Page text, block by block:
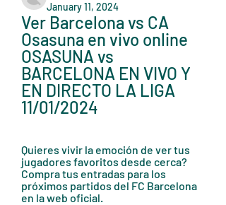
January 11, 2024
Ver Barcelona vs CA
Osasuna en vivo online
OSASUNA vs
BARCELONA EN VIVO Y
EN DIRECTO LA LIGA
11/01/2024
Quieres vivir la emoción de ver tus
jugadores favoritos desde cerca?
Compra tus entradas para los
próximos partidos del FC Barcelona
en la web oficial.